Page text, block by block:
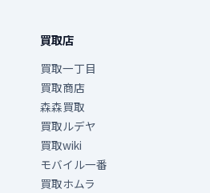
買取店
買取一丁目
買取商店
森森買取
買取ルデヤ
買取wiki
モバイル一番
買取ホムラ